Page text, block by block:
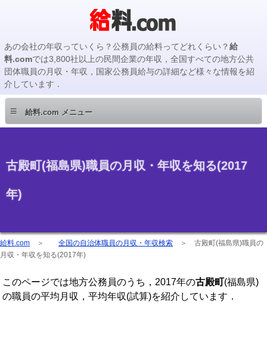
あの会社の年収っていくら？公務員の給料ってどれくらい？給
料.comでは3,800社以上の民間企業の年収，全国すべての地方公共
団体職員の月収・年収，国家公務員給与の詳細など様々な情報を紹
介しています．
≡ 給料.com メニュー
古殿町(福島県)職員の月収・年収を知る(2017
年)
給料.com ＞ 全国の自治体職員の月収・年収検索 ＞ 古殿町(福島県)職員の
月収・年収を知る(2017年)
このページでは地方公務員のうち，2017年の古殿町(福島県)
の職員の平均月収，平均年収(試算)を紹介しています．